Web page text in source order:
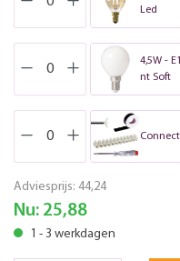
Led
4,5W -
nt Soft
Adviesprijs: 44,24
Nu: 25,88
1 - 3 werkdagen